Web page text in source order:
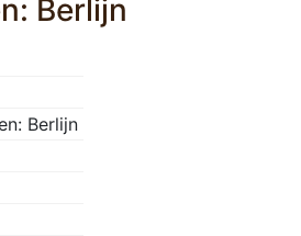
Berlijn
Berlijn